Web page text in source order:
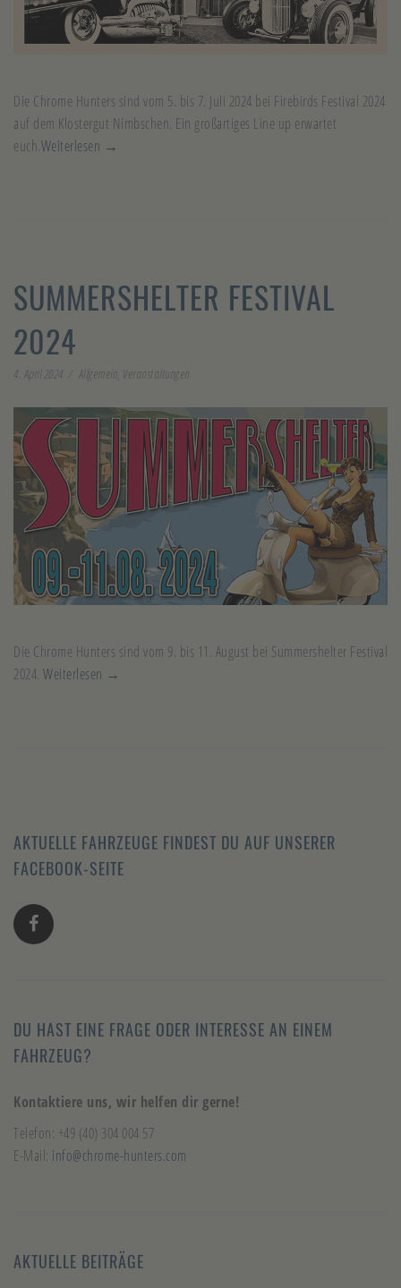
Die Chrome Hunters sind vom 5. bis 7. Juli 2024 bei Firebirds Festival 2024
auf dem Klostergut Nimbschen. Ein großartiges Line up erwartet
euch.Weiterlesen →
SUMMERSHELTER FESTIVAL
2024
4. April 2024 Allgemein, Veranstaltungen
Die Chrome Hunters sind vom 9. bis 11. August bei Summershelter Festival
2024. Weiterlesen →
AKTUELLE FAHRZEUGE FINDEST DU AUF UNSERER
FACEBOOK-SEITE
DU HAST EINE FRAGE ODER INTERESSE AN EINEM
FAHRZEUG?
Kontaktiere uns, wir helfen dir gerne!
Telefon: +49 (40) 304 004 57
E-Mail: info@chrome-hunters.com
AKTUELLE BEITRÄGE